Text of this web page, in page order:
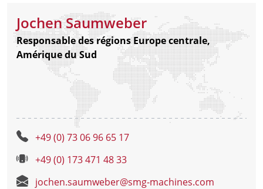
Jochen Saumweber
Responsable des régions Europe centrale,
Amérique du Sud
+49 (0) 73 06 96 65 17
+49 (0) 173 471 48 33
jochen.saumweber@smg-machines.com